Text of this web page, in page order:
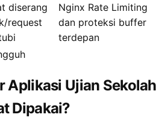
diserang
request
Nginx Rate Limiting
dan proteksi buffer
terdepan
Aplikasi Ujian Sekolah
Dipakai?